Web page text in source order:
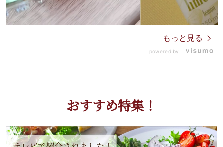
もっと見る
powered by
おすすめ特集！